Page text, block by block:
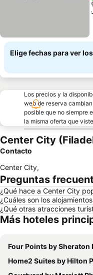
Elige fechas para ver
Los precios y la
web de reserva
posible que no siempre
la misma oferta que
Center City
Contacto
Center City,
Preguntas
¿Qué hace a Center City
¿Cuáles son los
¿Qué otras atracciones
Más hoteles
Four Points by Sheraton Philadelphia
Home2 Suites by Hilton Philadelphia - Convention